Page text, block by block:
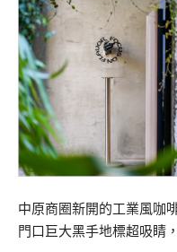
中原商圈新開的工業風咖
門口巨大黑手地標超吸睛